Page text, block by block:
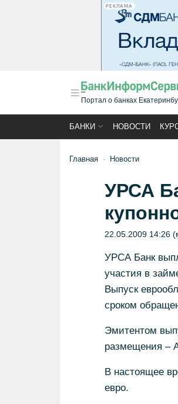
РЕКЛАМА
Портал о банках
БАНКИ НОВОСТИ
Главная Новости
УРСА
22.05.2009 14:26
УРСА Банк
участия в
Выпуск
сроком
Эмитентом
размещения –
В настоящее
евро.